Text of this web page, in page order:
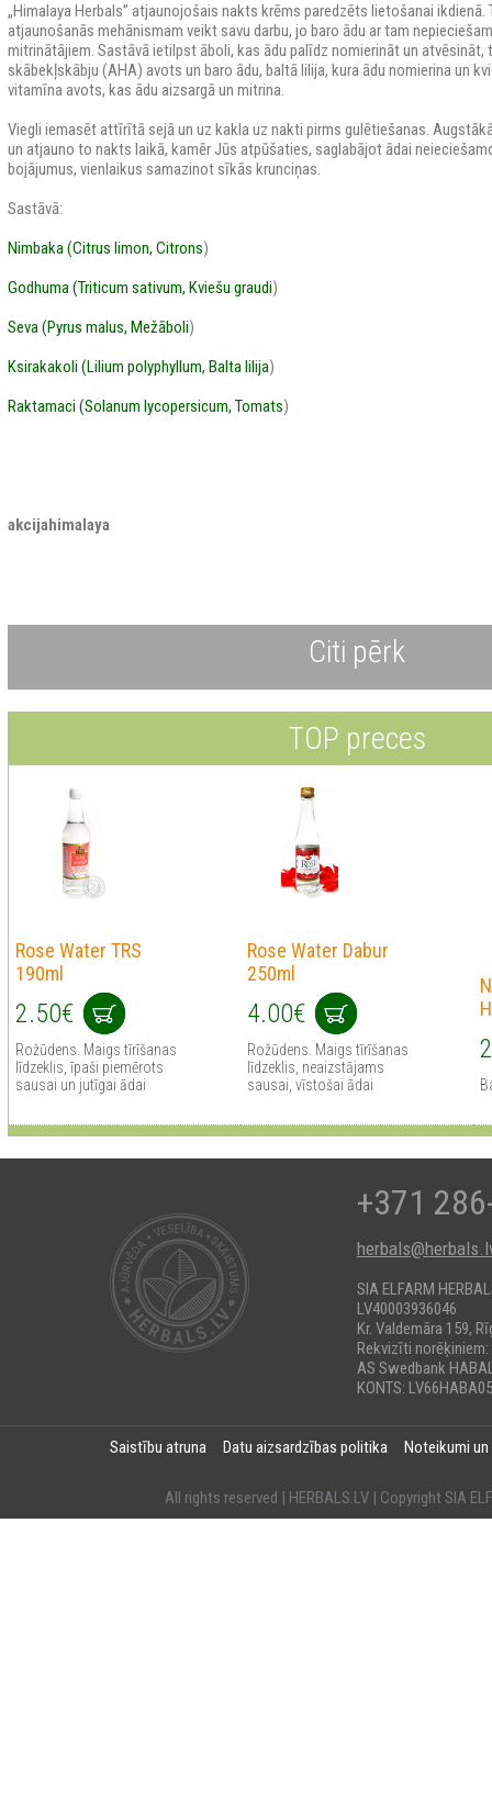
„Himalaya Herbals” atjaunojošais nakts krēms paredzēts lietošanai ikdienā.
atjaunošanās mehānismam veikt savu darbu, jo baro ādu ar tam
mitrinātājiem. Sastāvā ietilpst āboli, kas ādu palīdz nomierināt un
skābekļskābju (AHA) avots un baro ādu, baltā lilija, kura ādu nomierina un
vitamīna avots, kas ādu aizsargā un mitrina.
Viegli iemasēt attīrītā sejā un uz kakla uz nakti pirms gulētiešanas.
un atjauno to nakts laikā, kamēr Jūs atpūšaties, saglabājot ādai
bojājumus, vienlaikus samazinot sīkās krunciņas.
Sastāvā:
Nimbaka (Citrus limon, Citrons)
Godhuma (Triticum sativum, Kviešu graudi)
Seva (Pyrus malus, Mežāboli)
Ksirakakoli (Lilium polyphyllum, Balta lilija)
Raktamaci (Solanum lycopersicum, Tomats)
akcijahimalaya
Citi pērk
TOP preces
Rose Water TRS
190ml
2.50€
Rožūdens. Maigs tīrīšanas
līdzeklis, īpaši piemērots
sausai un jutīgai ādai
Rose Water Dabur
250ml
4.00€
Rožūdens. Maigs tīrīšanas
līdzeklis, neaizstājams
sausai, vīstošai ādai
+371
SIA ELFARM
LV40003936046
Kr. Valdemāra 159,
Rekvizīti norēķiniem:
AS Swedbank
KONTS:
Saistību atruna Datu aizsardzības politika Noteikumi
All rights reserved | HERBALS.LV | Copyright SIA